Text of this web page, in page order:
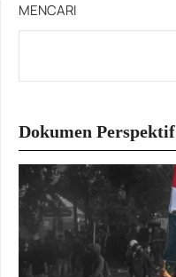
MENCARI
Dokumen Perspektif